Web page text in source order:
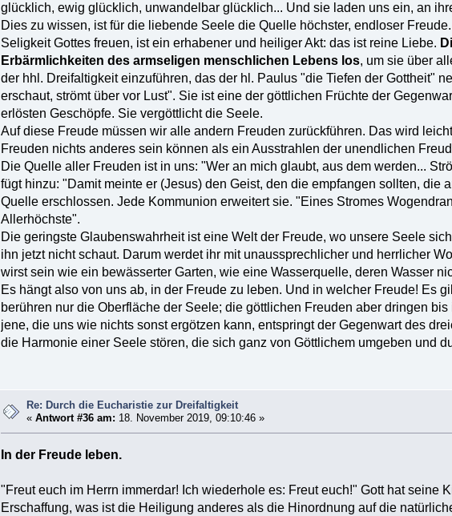
glücklich, ewig glücklich, unwandelbar glücklich... Und sie laden uns ein, an
Dies zu wissen, ist für die liebende Seele die Quelle höchster, endloser
Seligkeit Gottes freuen, ist ein erhabener und heiliger Akt: das ist reine Liebe.
Erbärmlichkeiten des armseligen menschlichen Lebens los, um sie über
der hhl. Dreifaltigkeit einzuführen, das der hl. Paulus "die Tiefen der Gottheit"
erschaut, strömt über vor Lust". Sie ist eine der göttlichen Früchte der
erlösten Geschöpfe. Sie vergöttlicht die Seele.
Auf diese Freude müssen wir alle andern Freuden zurückführen. Das wird
Freuden nichts anderes sein können als ein Ausstrahlen der unendlichen
Die Quelle aller Freuden ist in uns: "Wer an mich glaubt, aus dem werden...
fügt hinzu: "Damit meinte er (Jesus) den Geist, den die empfangen sollten, die
Quelle erschlossen. Jede Kommunion erweitert sie. "Eines Stromes
Allerhöchste".
Die geringste Glaubenswahrheit ist eine Welt der Freude, wo unsere Seele
ihn jetzt nicht schaut. Darum werdet ihr mit unaussprechlicher und herrlicher
wirst sein wie ein bewässerter Garten, wie eine Wasserquelle, deren Wasser
Es hängt also von uns ab, in der Freude zu leben. Und in welcher Freude! Es
berühren nur die Oberfläche der Seele; die göttlichen Freuden aber dringen
jene, die uns wie nichts sonst ergötzen kann, entspringt der Gegenwart des
die Harmonie einer Seele stören, die sich ganz von Göttlichem umgeben und
Re: Durch die Eucharistie zur Dreifaltigkeit
«Antwort #36 am: 18. November 2019, 09:10:46 »
In der Freude leben.
"Freut euch im Herrn immerdar! Ich wiederhole es: Freut euch!" Gott hat seine
Erschaffung, was ist die Heiligung anderes als die Hinordnung auf die